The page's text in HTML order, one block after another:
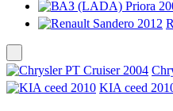
KIA ceed